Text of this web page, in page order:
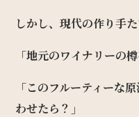
しかし、現代の作り手
「地元のワイナリーの
「このフルーティーな
わせたら？」